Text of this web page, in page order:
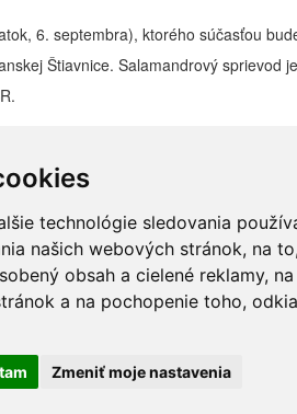
technológie sledovania
našich webových stránok, na
obsah a cielené reklamy,
a na pochopenie toho,
Zmeniť moje nastavenia
6. septembra), ktorého súčasťou
Štiavnice. Salamandrový sprievod
koncerty, vystúpenia pre deti a